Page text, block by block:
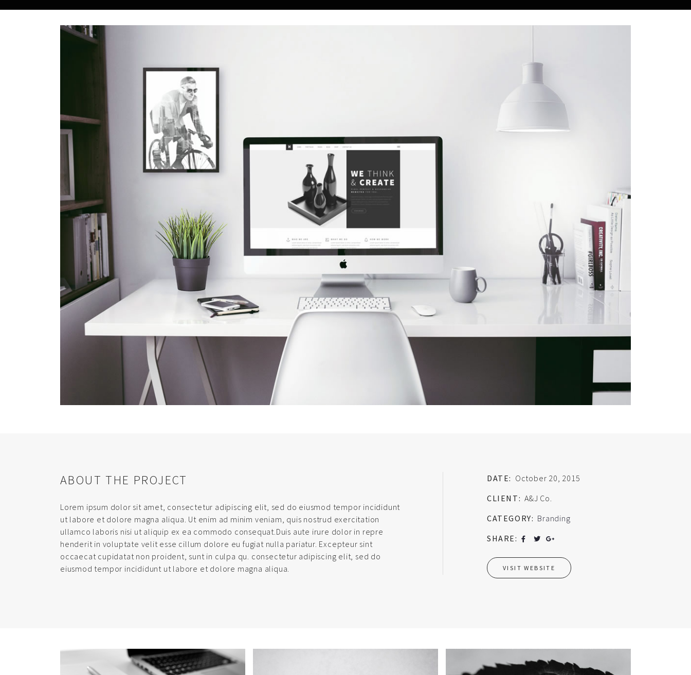
ABOUT THE PROJECT
Lorem ipsum dolor sit amet, consectetur adipiscing elit, sed do eiusmod tempor incididunt
ut labore et dolore magna aliqua. Ut enim ad minim veniam, quis nostrud exercitation
ullamco laboris nisi ut aliquip ex ea commodo consequat.Duis aute irure dolor in repre
henderit in voluptate velit esse cillum dolore eu fugiat nulla pariatur. Excepteur sint
occaecat cupidatat non proident, sunt in culpa qu. consectetur adipiscing elit, sed do
eiusmod tempor incididunt ut labore et dolore magna aliqua.
DATE: October 20, 2015
CLIENT: A&J Co.
CATEGORY: Branding
SHARE:
VISIT WEBSITE